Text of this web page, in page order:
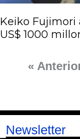
Keiko Fujimori
US$ 1000
«